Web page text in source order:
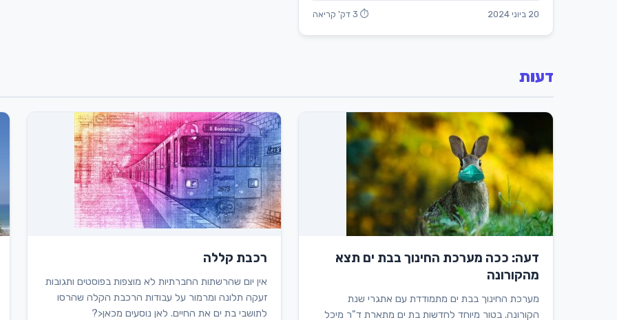
20 ביוני 2024 ⏱ 3 דק' קריאה
דעות
דעה: ככה מערכת החינוך בבת ים תצא
מהקורונה
מערכת החינוך בבת ים מתמודדת עם אתגרי שנת
הקורונה. בטור מיוחד לחדשות בת ים מתארת ד"ר מיכל
רכבת קללה
אין יום שהרשתות החברתיות לא מוצפות בפוסטים ותגובות
זעקה תלונה ומרמור על עבודות הרכבת הקלה שהרסו
לתושבי בת ים את החיים. לאן נוסעים מכאן<?